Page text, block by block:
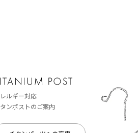
ルギー対応
ンポストのご案内